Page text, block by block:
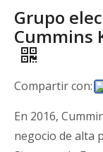
Grupo
Cummins
Compartir con:
En 2016,
negocio de alta